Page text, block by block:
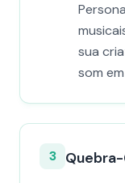
sua
som
3